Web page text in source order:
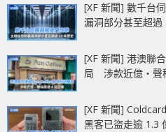
[XF 新聞] 數千台
漏洞部分甚至超過
[XF 新聞] 港澳聯
局 涉款近億‧聲
[XF 新聞]
黑客已盜走逾 1.3